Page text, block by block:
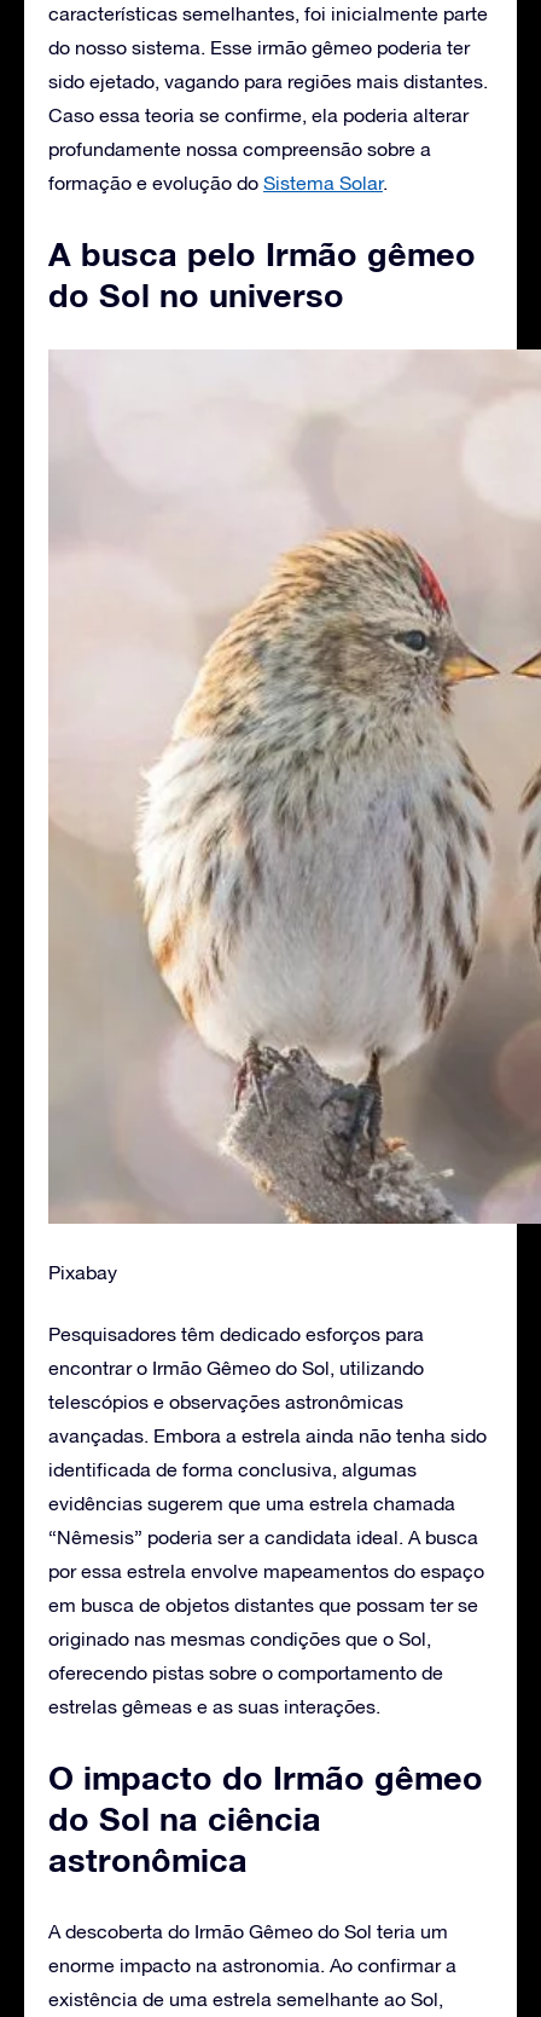
características semelhantes, foi inicialmente parte
do nosso sistema. Esse irmão gêmeo poderia ter
sido ejetado, vagando para regiões mais distantes.
Caso essa teoria se confirme, ela poderia alterar
profundamente nossa compreensão sobre a
formação e evolução do Sistema Solar.
A busca pelo Irmão gêmeo
do Sol no universo
Pixabay
Pesquisadores têm dedicado esforços para
encontrar o Irmão Gêmeo do Sol, utilizando
telescópios e observações astronômicas
avançadas. Embora a estrela ainda não tenha sido
identificada de forma conclusiva, algumas
evidências sugerem que uma estrela chamada
“Nêmesis” poderia ser a candidata ideal. A busca
por essa estrela envolve mapeamentos do espaço
em busca de objetos distantes que possam ter se
originado nas mesmas condições que o Sol,
oferecendo pistas sobre o comportamento de
estrelas gêmeas e as suas interações.
O impacto do Irmão gêmeo
do Sol na ciência
astronômica
A descoberta do Irmão Gêmeo do Sol teria um
enorme impacto na astronomia. Ao confirmar a
existência de uma estrela semelhante ao Sol,